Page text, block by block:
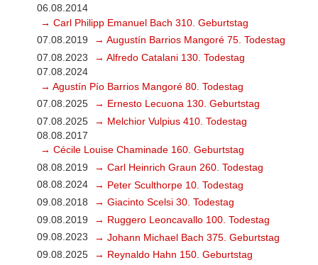
06.08.2014
→ Carl Philipp Emanuel Bach 310. Geburtstag
07.08.2019
→ Augustín Barrios Mangoré 75. Todestag
07.08.2023
→ Alfredo Catalani 130. Todestag
07.08.2024
→ Agustín Pío Barrios Mangoré 80. Todestag
07.08.2025
→ Ernesto Lecuona 130. Geburtstag
07.08.2025
→ Melchior Vulpius 410. Todestag
08.08.2017
→ Cécile Louise Chaminade 160. Geburtstag
08.08.2019
→ Carl Heinrich Graun 260. Todestag
08.08.2024
→ Peter Sculthorpe 10. Todestag
09.08.2018
→ Giacinto Scelsi 30. Todestag
09.08.2019
→ Ruggero Leoncavallo 100. Todestag
09.08.2023
→ Johann Michael Bach 375. Geburtstag
09.08.2025
→ Reynaldo Hahn 150. Geburtstag